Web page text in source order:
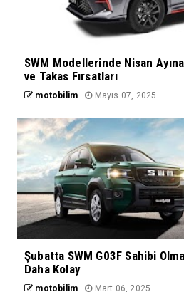
SWM Modellerinde Nisan
ve Takas Fırsatları
motobilim Mayıs 07, 2025
Şubatta SWM G03F Sahibi
Daha Kolay
motobilim Mart 06, 2025